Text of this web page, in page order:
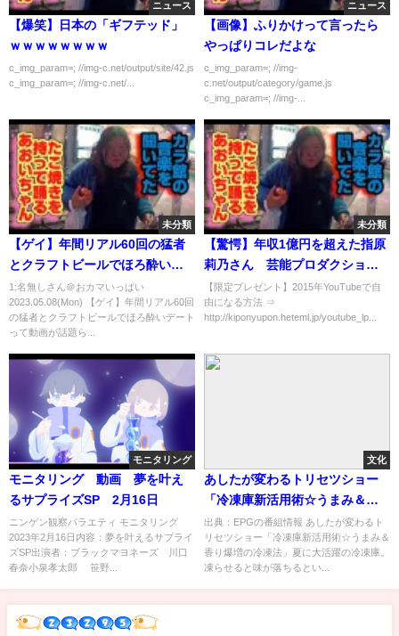
ニュース
【爆笑】日本の「ギフテッド」
ｗｗｗｗｗｗｗｗ
c_img_param=; //img-c.net/output/site/42.js
c_img_param=; //img-c.net/...
ニュース
【画像】ふりかけって言ったら
やっぱりコレだよな
c_img_param=; //img-
c.net/output/category/game.js
c_img_param=; //img-...
未分類
【ゲイ】年間リアル60回の猛者
とクラフトビールでほろ酔いデ
ート
1:名無しさん＠おカマいっぱい
2023.05.08(Mon) 【ゲイ】年間リアル60回
の猛者とクラフトビールでほろ酔いデート
って動画が話題ら...
未分類
【驚愕】年収1億円を超えた指原
莉乃さん 芸能プロダクション
を設立し取締役に就任
【限定プレゼント】2015年YouTubeで自
由になる方法 ⇒
http://kiponyupon.heteml.jp/youtube_lp...
モニタリング
モニタリング 動画 夢を叶え
るサプライズSP 2月16日
ニンゲン観察バラエティ モニタリング
2023年2月16日内容：夢を叶えるサプライ
ズSP出演者：ブラックマヨネーズ 川口
春奈小泉孝太郎 笹野...
文化
あしたが変わるトリセツショー
「冷凍庫新活用術☆うまみ＆香
り爆増の冷凍法」[解][字]…の番
組内容解析まとめ
出典：EPGの番組情報 あしたが変わるト
リセツショー「冷凍庫新活用術☆うまみ＆
香り爆増の冷凍法」夏に大活躍の冷凍庫。
凍らせると味が落ちるとい...